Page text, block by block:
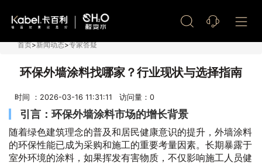
首页>新闻动态>专家答疑
环保外墙涂料找哪家？行业现状与选择指南
时间 ：2026-03-16 11:31:11 访问量： 0
引言：环保外墙涂料市场的增长背景
随着绿色建筑理念的普及和居民健康意识的提升，外墙涂料
的环保性能已成为采购和施工的重要考量因素。长期暴露于
室外环境的涂料，如果挥发有害物质，不仅影响施工人员健